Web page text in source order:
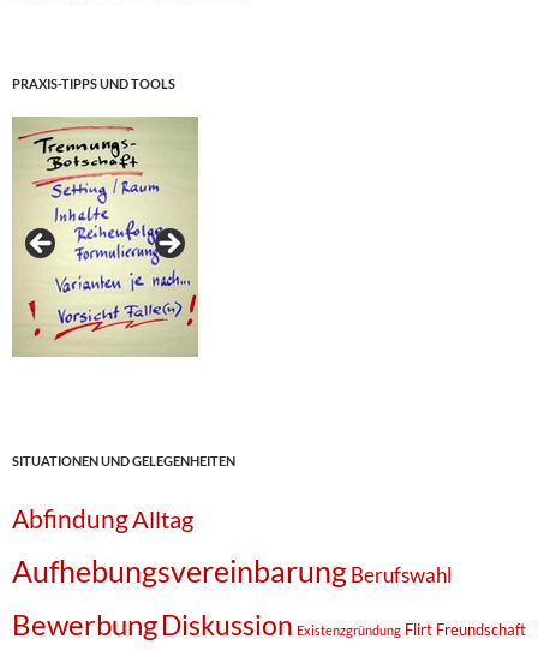
PRAXIS-TIPPS UND TOOLS
SITUATIONEN UND GELEGENHEITEN
AbfindungAlltag
AufhebungsvereinbarungBerufswahl
BewerbungDiskussion Existenzgründung Flirt Freundschaft